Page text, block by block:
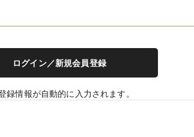
ログイン／新規会員登録
情報が自動的に入力されます。